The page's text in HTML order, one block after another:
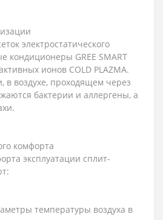
электростатического
кондиционеры GREE SMART
ионов COLD PLAZMA.
в воздухе, проходящем через
бактерии и аллергены, а
комфорта
эксплуатации сплит-
температуры воздуха в